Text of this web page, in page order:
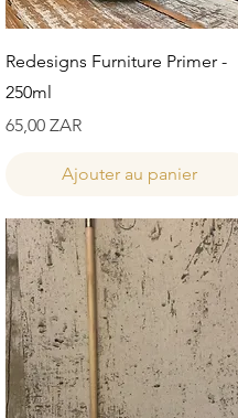
Aperçu rapide
Redesigns Furniture Primer -
250ml
Prix
65,00 ZAR
Ajouter au panier